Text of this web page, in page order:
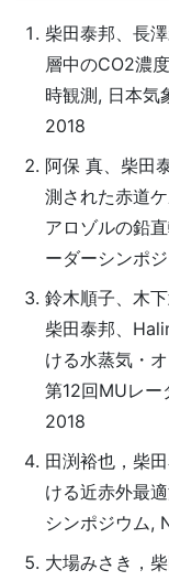
柴田泰邦、長
層中のCO2濃
時観測, 日本気
2018
阿保 真、柴田
測された赤道
アロゾルの鉛
ーダーシンポ
鈴木順子、木
柴田泰邦、
ける水蒸気・
第12回MUレー
2018
田渕裕也，柴
ける近赤外最
シンポジウム,
大場みさき，